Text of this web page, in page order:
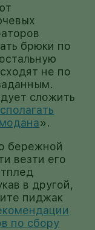
брюки по
не по
сложить
».
бережной
везти его
в другой,
пиджак
по сбору